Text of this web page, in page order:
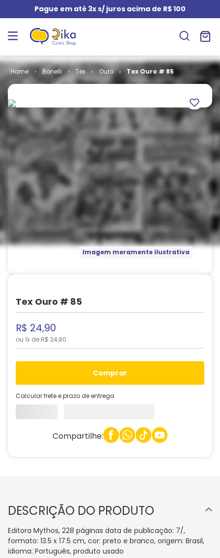
Pague em até 3x s/ juros acima de R$ 100
Bonelli Tex Ouro Tex Ouro # 85
Imagem meramente ilustrativa
Tex Ouro # 85
R$ 24,90
ou 1x de R$ 24,90
comprar
Calcular frete e prazo de entrega
Compartilhe:
DESCRIÇÃO DO PRODUTO
Editora Mythos, 228 páginas data de publicação: 7/,
formato: 13.5 x 17.5 cm, cor: preto e branco, origem: Brasil,
idioma: Português, produto usado